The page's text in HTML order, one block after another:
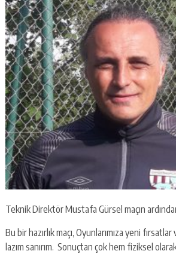
Teknik Direktör Mustafa Gürsel maçın
Bu bir hazırlık maçı, Oyunlarımıza yeni
lazım sanırım. Sonuçtan çok hem fiziksel